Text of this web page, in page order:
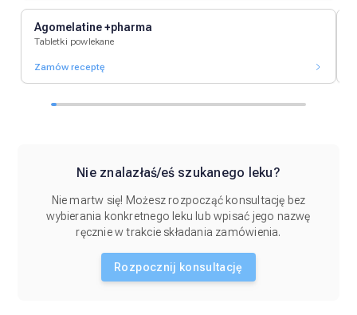
Agomelatine +pharma
Tabletki powlekane
Zamów receptę
Nie znalazłaś/eś szukanego leku?
Nie martw się! Możesz rozpocząć konsultację bez
wybierania konkretnego leku lub wpisać jego nazwę
ręcznie w trakcie składania zamówienia.
Rozpocznij konsultację